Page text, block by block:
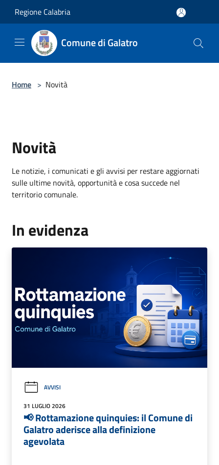
Regione Calabria
Comune di Galatro
Home > Novità
Novità
Le notizie, i comunicati e gli avvisi per restare aggiornati
sulle ultime novità, opportunità e cosa succede nel
territorio comunale.
In evidenza
AVVISI
31 LUGLIO 2026
📢 Rottamazione quinquies: il Comune di
Galatro aderisce alla definizione
agevolata